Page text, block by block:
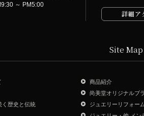
～ PM5:00
詳細ア
Site Map
く歴史と伝統
商品紹介
尚美堂オリジナルブ
ジュエリーリフォー